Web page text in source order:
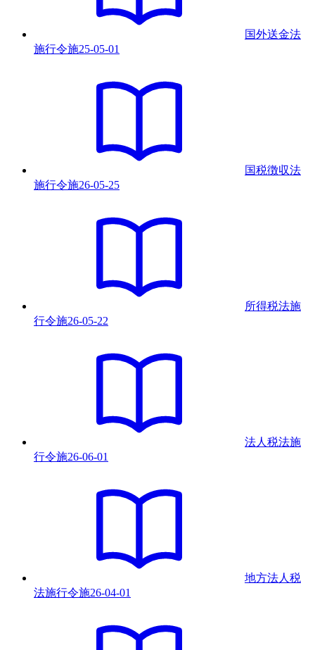
国外送金法
施行令施25-05-01
国税徴収法
施行令施26-05-25
所得税法施
行令施26-05-22
法人税法施
行令施26-06-01
地方法人税
法施行令施26-04-01